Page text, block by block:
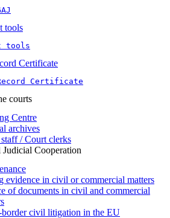
tools
tools
Certificate
Certificate
courts
Centre
archives
/ Court clerks
Judicial Cooperation
evidence in civil or commercial matters
of documents in civil and commercial
border civil litigation in the EU